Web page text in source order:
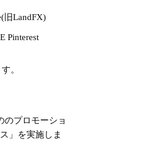
旧LandFX)
Pinterest
。
のプロモーショ
」を実施しま